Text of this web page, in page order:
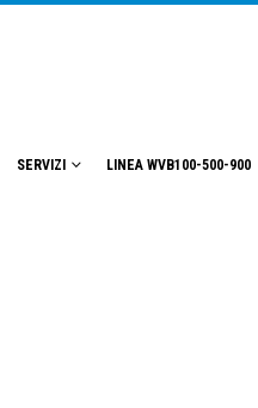
SERVIZI LINEA WVB100-500-900